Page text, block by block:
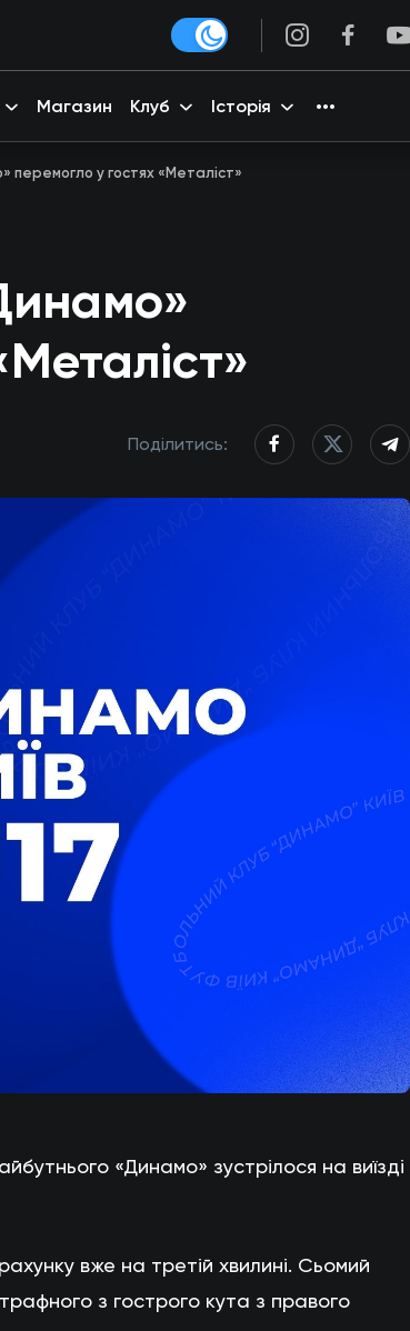
Магазин Клуб Історія
перемогло у гостях «Металіст»
Поділитись:
«Динамо» зустрілося на виїзді
вже на третій хвилині. Сьомий
з гострого кута з правого